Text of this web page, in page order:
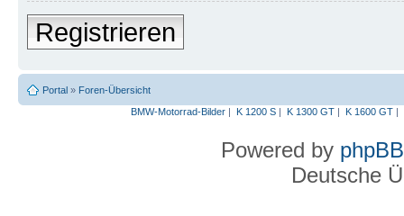
Registrieren
Portal » Foren-Übersicht
BMW-Motorrad-Bilder| K 1200 S| K 1300 GT| K 1600 GT|
Powered by phpBB
Deutsche